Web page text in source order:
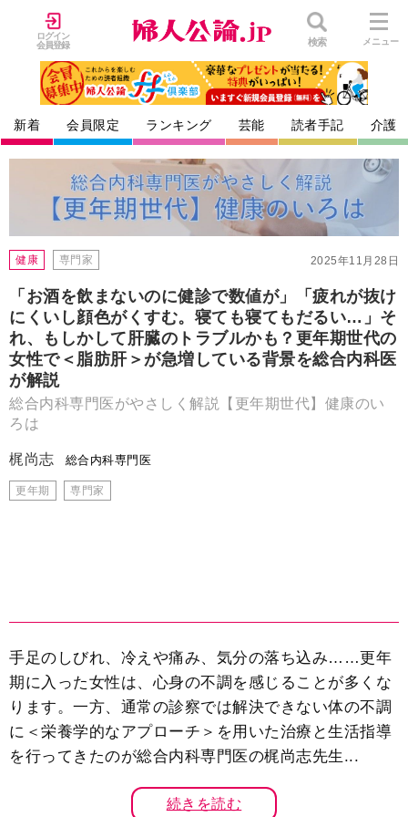
ログイン
会員登録
検索 メニュー
新着 会員限定 ランキング 芸能 読者手記 介護
2025年11月28日
健康 専門家
「お酒を飲まないのに健診で数値が」「疲れが抜け
にくいし顔色がくすむ。寝ても寝てもだるい…」そ
れ、もしかして肝臓のトラブルかも？更年期世代の
女性で＜脂肪肝＞が急増している背景を総合内科医
が解説
総合内科専門医がやさしく解説【更年期世代】健康のい
ろは
梶尚志 総合内科専門医
更年期 専門家
手足のしびれ、冷えや痛み、気分の落ち込み……更年
期に入った女性は、心身の不調を感じることが多くな
ります。一方、通常の診察では解決できない体の不調
に＜栄養学的なアプローチ＞を用いた治療と生活指導
を行ってきたのが総合内科専門医の梶尚志先生...
続きを読む